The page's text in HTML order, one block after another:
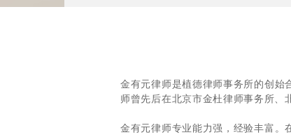
金有元律师是植德律师事务所的创始
师曾先后在北京市金杜律师事务所、
金有元律师专业能力强，经验丰富。